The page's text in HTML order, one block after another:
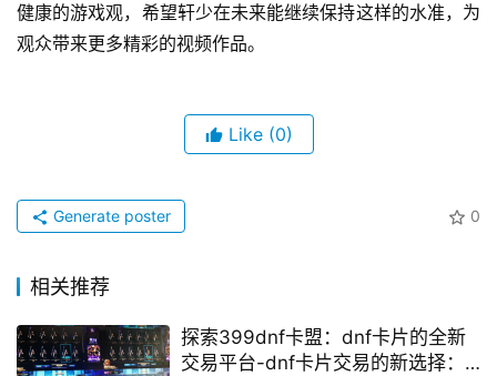
健康的游戏观，希望轩少在未来能继续保持这样的水准，为
观众带来更多精彩的视频作品。
Like (0)
0
Generate poster
相关推荐
探索399dnf卡盟：dnf卡片的全新
交易平台-dnf卡片交易的新选择：